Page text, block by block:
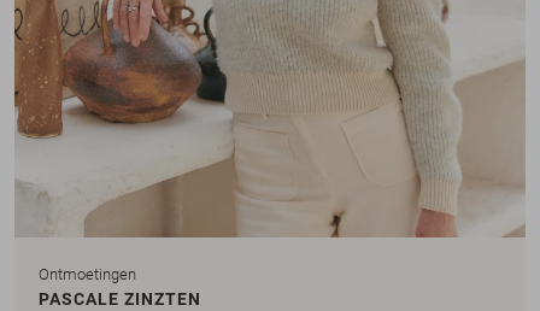
Ontmoetingen
PASCALE ZINZTEN